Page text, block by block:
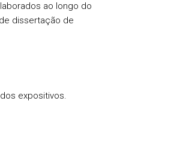
ao longo do
dissertação de
expositivos.